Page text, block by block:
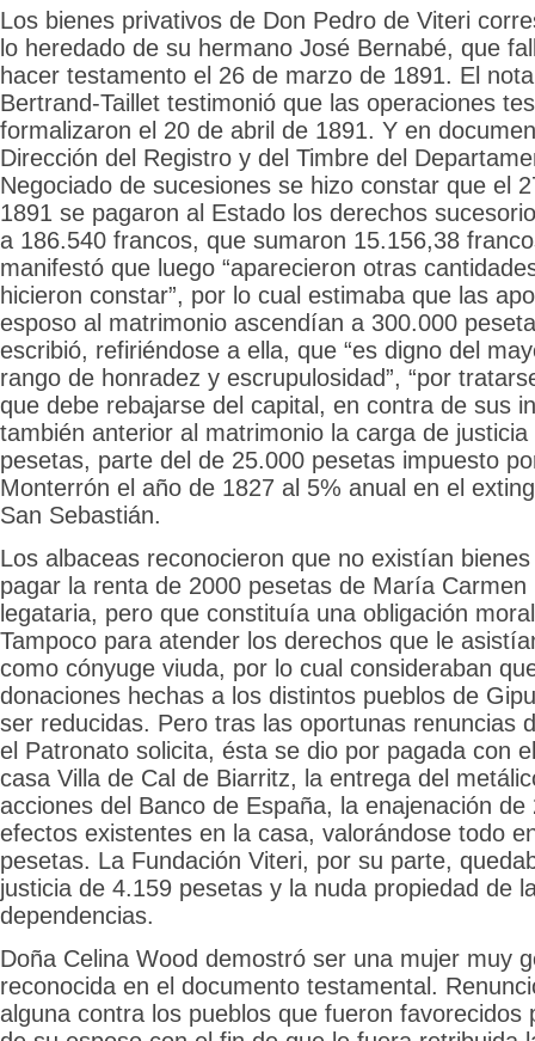
Los bienes privativos de Don Pedro de Viteri
lo heredado de su hermano José Bernabé, que
hacer testamento el 26 de marzo de 1891. El
Bertrand-Taillet testimonió que las operaciones
formalizaron el 20 de abril de 1891. Y en
Dirección del Registro y del Timbre del
Negociado de sucesiones se hizo constar que el
1891 se pagaron al Estado los derechos
a 186.540 francos, que sumaron 15.156,38
manifestó que luego “aparecieron otras
hicieron constar”, por lo cual estimaba que las
esposo al matrimonio ascendían a 300.000
escribió, refiriéndose a ella, que “es digno del
rango de honradez y escrupulosidad”, “por
que debe rebajarse del capital, en contra de sus
también anterior al matrimonio la carga de justicia
pesetas, parte del de 25.000 pesetas impuesto
Monterrón el año de 1827 al 5% anual en el
San Sebastián.
Los albaceas reconocieron que no existían
pagar la renta de 2000 pesetas de María
legataria, pero que constituía una obligación
Tampoco para atender los derechos que le
como cónyuge viuda, por lo cual consideraban
donaciones hechas a los distintos pueblos de
ser reducidas. Pero tras las oportunas renuncias
el Patronato solicita, ésta se dio por pagada con
casa Villa de Cal de Biarritz, la entrega del
acciones del Banco de España, la enajenación de
efectos existentes en la casa, valorándose todo
pesetas. La Fundación Viteri, por su parte,
justicia de 4.159 pesetas y la nuda propiedad de
dependencias.
Doña Celina Wood demostró ser una mujer muy
reconocida en el documento testamental.
alguna contra los pueblos que fueron favorecidos